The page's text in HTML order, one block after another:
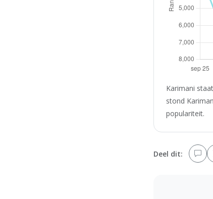
Karimani
stond
populariteit.
Deel dit: